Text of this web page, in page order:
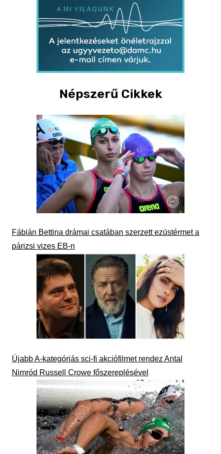
Népszerű Cikkek
Fábián Bettina drámai csatában szerzett ezüstérmet a
párizsi vizes EB-n
Újabb A-kategóriás sci-fi akciófilmet rendez Antal
Nimród Russell Crowe főszereplésével